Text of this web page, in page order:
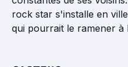
rock star s'installe en
qui pourrait le ramener à